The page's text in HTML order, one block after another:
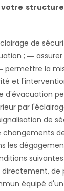
votre structure